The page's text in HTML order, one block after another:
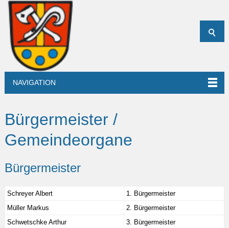
NAVIGATION
Bürgermeister /
Gemeindeorgane
Bürgermeister
Schreyer Albert
1. Bürgermeister
Müller Markus
2. Bürgermeister
Schwetschke Arthur
3. Bürgermeister